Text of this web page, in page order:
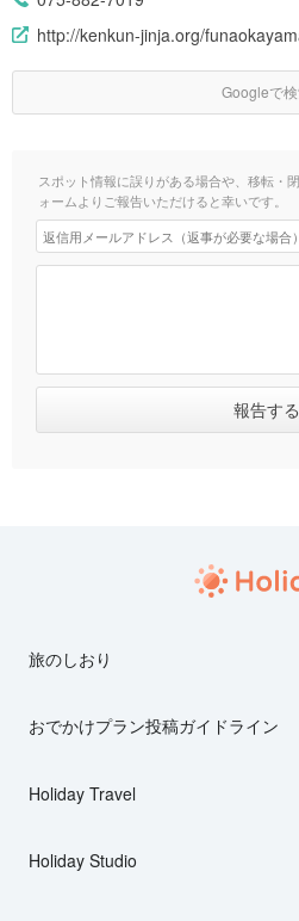
http://kenkun-jinja.org/
Googleで
スポット情報に誤りがある場合や、移転・
ォームよりご報告いただけると幸いです。
旅のしおり
おでかけプラン投稿ガイドライン
Holiday Travel
Holiday Studio